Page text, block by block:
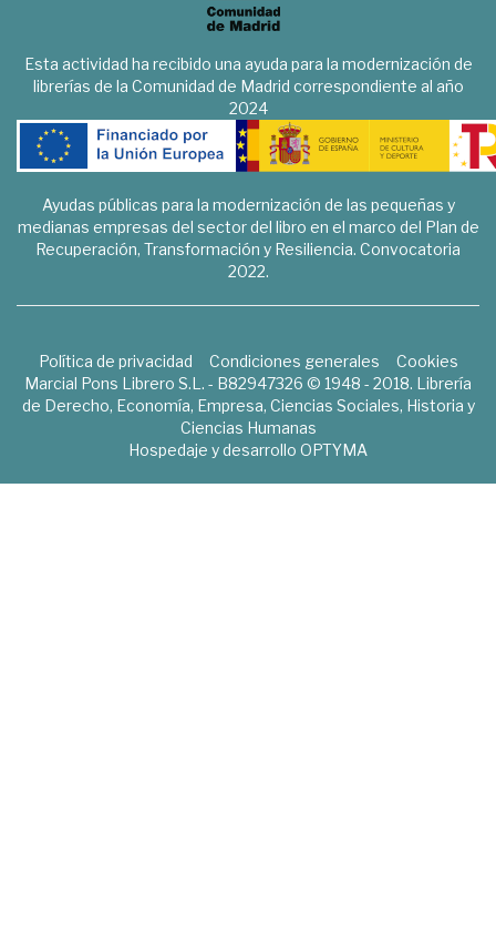
Esta actividad ha recibido una ayuda para la modernización de
librerías de la Comunidad de Madrid correspondiente al año
2024
Ayudas públicas para la modernización de las pequeñas y
medianas empresas del sector del libro en el marco del Plan de
Recuperación, Transformación y Resiliencia. Convocatoria
2022.
Política de privacidad Condiciones generales
Cookies
Marcial Pons Librero S.L. - B82947326 © 1948 - 2018. Librería
de Derecho, Economía, Empresa, Ciencias Sociales, Historia y
Ciencias Humanas
Hospedaje y desarrollo OPTYMA